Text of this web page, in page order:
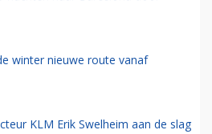
winter nieuwe route vanaf
KLM Erik Swelheim aan de slag